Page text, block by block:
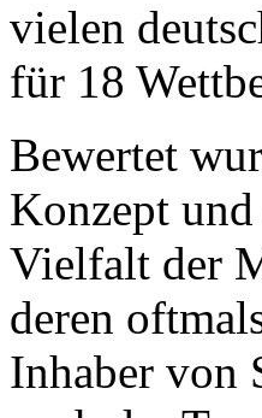
vielen
für 18
Bewertet
Konzept
Vielfalt der
deren
Inhaber von